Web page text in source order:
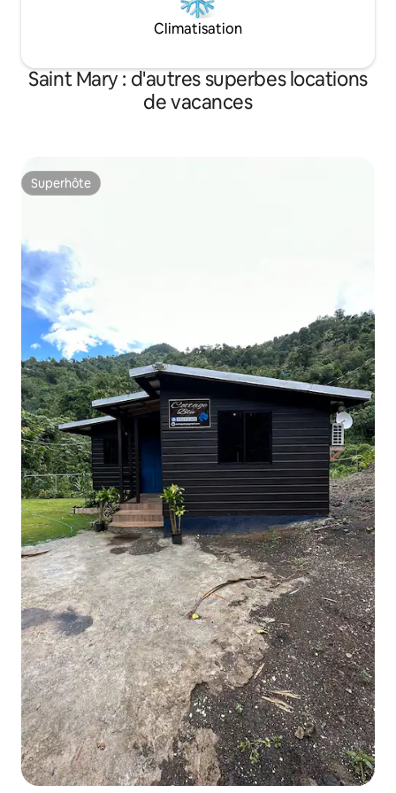
Climatisation
Saint Mary : d'autres superbes locations
de vacances
Superhôte
Superhôte